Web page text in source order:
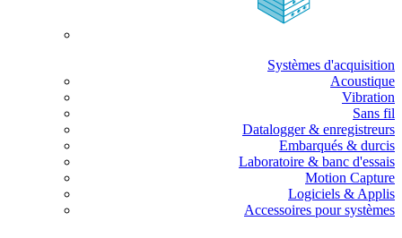
Systèmes d'acquisition
Acoustique
Vibration
Sans fil
Datalogger & enregistreurs
Embarqués & durcis
Laboratoire & banc d'essais
Motion Capture
Logiciels & Applis
Accessoires pour systèmes